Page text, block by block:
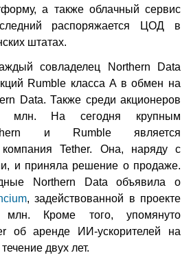
а также облачный сервис
распоряжается ЦОД в
штатах.
совладелец Northern Data
Rumble класса A в обмен на
Data. Также среди акционеров
млн. На сегодня крупным
и Rumble является
компания Tether. Она, наряду с
и приняла решение о продаже.
Northern Data объявила о
, задействованной в проекте
Кроме того, упомянуто
об аренде ИИ-ускорителей на
двух лет.